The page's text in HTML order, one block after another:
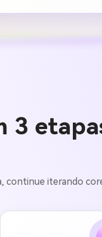
3
continue iterando